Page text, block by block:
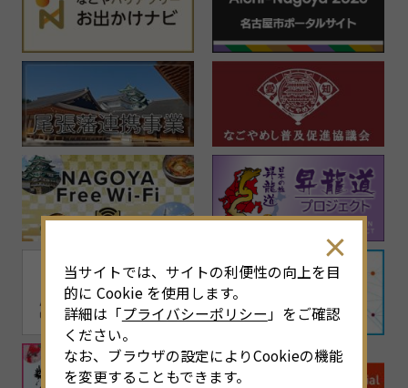
当サイトでは、サイトの利便性の向上を目
的に Cookie を使用します。
詳細は「プライバシーポリシー 」をご確認
ください。
なお、ブラウザの設定によりCookieの機能
を変更することもできます。